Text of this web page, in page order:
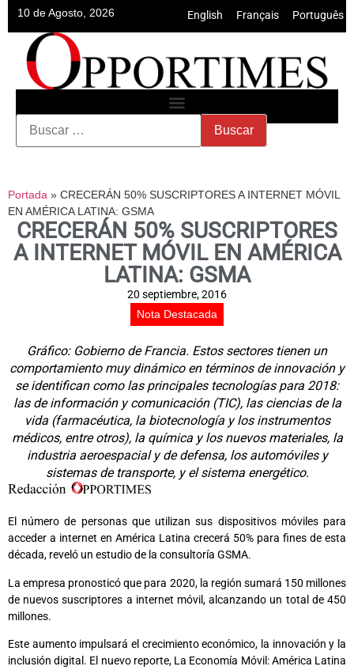
10 de Agosto, 2026 English Français Português
Portada » CRECERÁN 50% SUSCRIPTORES A INTERNET MÓVIL
EN AMÉRICA LATINA: GSMA
CRECERÁN 50% SUSCRIPTORES
A INTERNET MÓVIL EN AMÉRICA
LATINA: GSMA
20 septiembre, 2016
Nota Destacada
Gráfico: Gobierno de Francia. Estos sectores tienen un
comportamiento muy dinámico en términos de innovación y
se identifican como las principales tecnologías para 2018:
las de información y comunicación (TIC), las ciencias de la
vida (farmacéutica, la biotecnología y los instrumentos
médicos, entre otros), la química y los nuevos materiales, la
industria aeroespacial y de defensa, los automóviles y
sistemas de transporte, y el sistema energético.
El número de personas que utilizan sus dispositivos móviles para
acceder a internet en América Latina crecerá 50% para fines de esta
década, reveló un estudio de la consultoría GSMA.
La empresa pronosticó que para 2020, la región sumará 150 millones
de nuevos suscriptores a internet móvil, alcanzando un total de 450
millones.
Este aumento impulsará el crecimiento económico, la innovación y la
inclusión digital. El nuevo reporte, La Economía Móvil: América Latina